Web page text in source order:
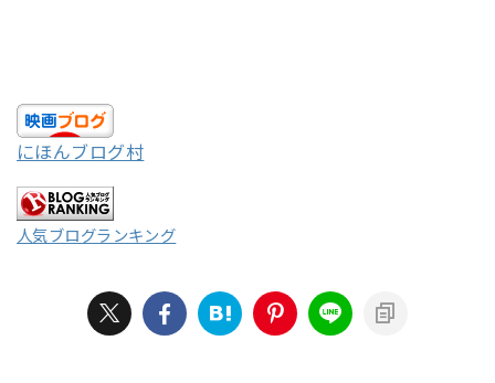
にほんブログ村
人気ブログランキング